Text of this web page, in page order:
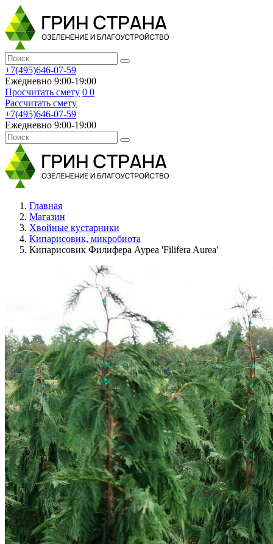
+7(495)646-07-59
Ежедневно 9:00-19:00
Просчитать смету 0 0
Рассчитать смету
+7(495)646-07-59
Ежедневно 9:00-19:00
Главная
Магазин
Хвойные кустарники
Кипарисовик, микробиота
Кипарисовик Филифера Ауреа 'Filifera Aurea'